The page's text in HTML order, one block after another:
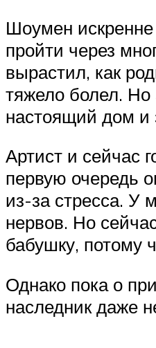
Шоумен
пройти через
вырастил, как
тяжело болел.
настоящий дом и
Артист и сейчас
первую очередь
из-за стресса. У
нервов. Но
бабушку, потому
Однако пока о
наследник даже